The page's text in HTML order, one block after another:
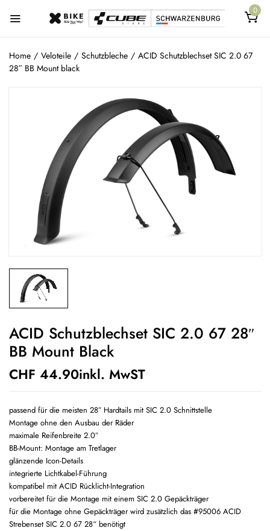
0
Home / Veloteile / Schutzbleche / ACID Schutzblechset SIC 2.0 67
28″ BB Mount black
ACID Schutzblechset SIC 2.0 67 28″
BB Mount Black
CHF 44.90inkl. MwST
passend für die meisten 28″ Hardtails mit SIC 2.0 Schnittstelle
Montage ohne den Ausbau der Räder
maximale Reifenbreite 2.0″
BB-Mount: Montage am Tretlager
glänzende Icon-Details
integrierte Lichtkabel-Führung
kompatibel mit ACID Rücklicht-Integration
vorbereitet für die Montage mit einem SIC 2.0 Gepäckträger
für die Montage ohne Gepäckträger wird zusätzlich das #95006 ACID
Strebenset SIC 2.0 67 28“ benötigt